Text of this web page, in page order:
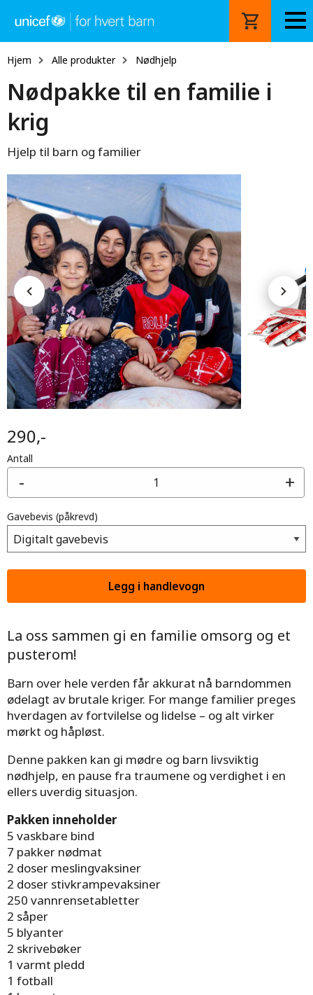
hovedinnhold
Hjem Alle produkter Nødhjelp
Nødpakke til en familie i
krig
Hjelp til barn og familier
290,-
Antall
+
-
Gavebevis (påkrevd)
La oss sammen gi en familie omsorg og et
pusterom!
Barn over hele verden får akkurat nå barndommen
ødelagt av brutale kriger. For mange familier preges
hverdagen av fortvilelse og lidelse – og alt virker
mørkt og håpløst.
Denne pakken kan gi mødre og barn livsviktig
nødhjelp, en pause fra traumene og verdighet i en
ellers uverdig situasjon.
Pakken inneholder
5 vaskbare bind
7 pakker nødmat
2 doser meslingvaksiner
2 doser stivkrampevaksiner
250 vannrensetabletter
2 såper
5 blyanter
2 skrivebøker
1 varmt pledd
1 fotball